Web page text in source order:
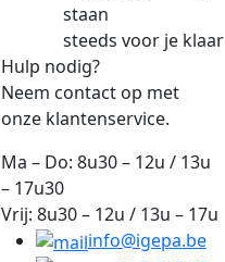
staan
steeds voor je klaar
Hulp nodig?
Neem contact op met
onze klantenservice.
Ma – Do: 8u30 – 12u / 13u
– 17u30
Vrij: 8u30 – 12u / 13u – 17u
info@igepa.be